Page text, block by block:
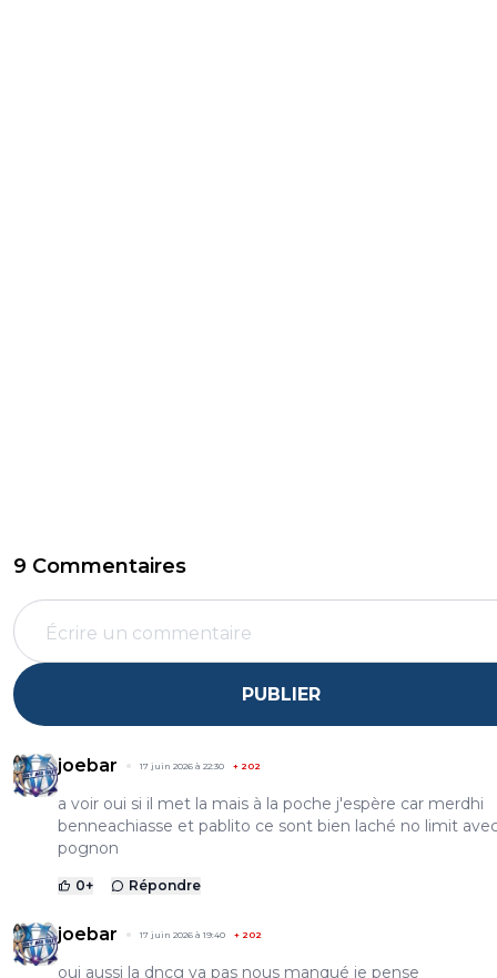
9 Commentaires
PUBLIER
joebar 17 juin 2026 à 22:30 + 202
a voir oui si il met la mais à la poche j'espère car merdhi
benneachiasse et pablito ce sont bien laché no limit
pognon
0+ Répondre
joebar 17 juin 2026 à 19:40 + 202
oui aussi la dncg va pas nous manqué je pense